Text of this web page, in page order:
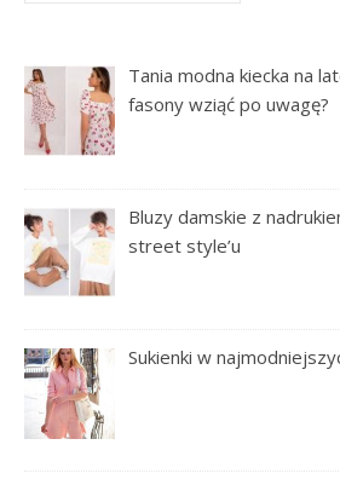
Tania modna kiecka na
fasony wziąć po uwagę?
Bluzy damskie z
street style’u
Sukienki w